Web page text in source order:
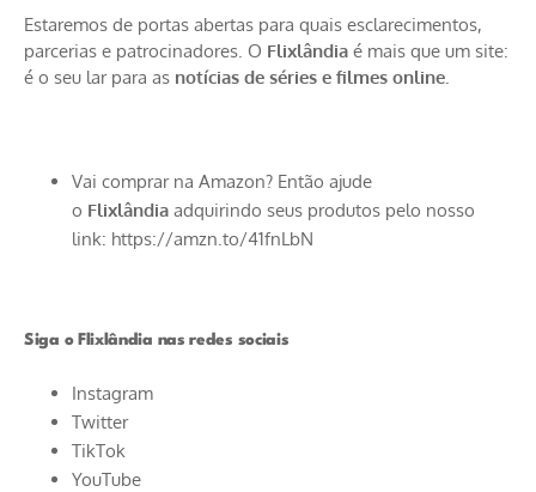
Estaremos de portas abertas para quais esclarecimentos,
parcerias e patrocinadores. O Flixlândia é mais que um site:
é o seu lar para as notícias de séries e filmes online.
Vai comprar na Amazon? Então ajude
o Flixlândia adquirindo seus produtos pelo nosso
link: https://amzn.to/41fnLbN
Siga o Flixlândia nas redes sociais
Instagram
Twitter
TikTok
YouTube